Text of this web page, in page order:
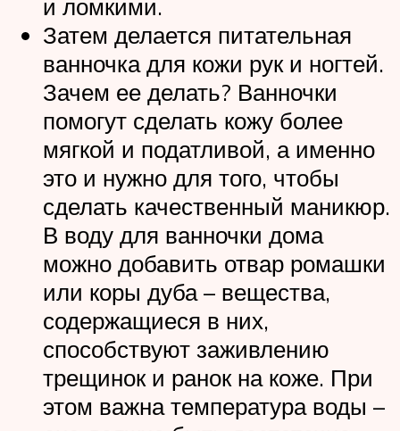
и ломкими.
Затем делается питательная
ванночка для кожи рук и ногтей.
Зачем ее делать? Ванночки
помогут сделать кожу более
мягкой и податливой, а именно
это и нужно для того, чтобы
сделать качественный маникюр.
В воду для ванночки дома
можно добавить отвар ромашки
или коры дуба – вещества,
содержащиеся в них,
способствуют заживлению
трещинок и ранок на коже. При
этом важна температура воды –